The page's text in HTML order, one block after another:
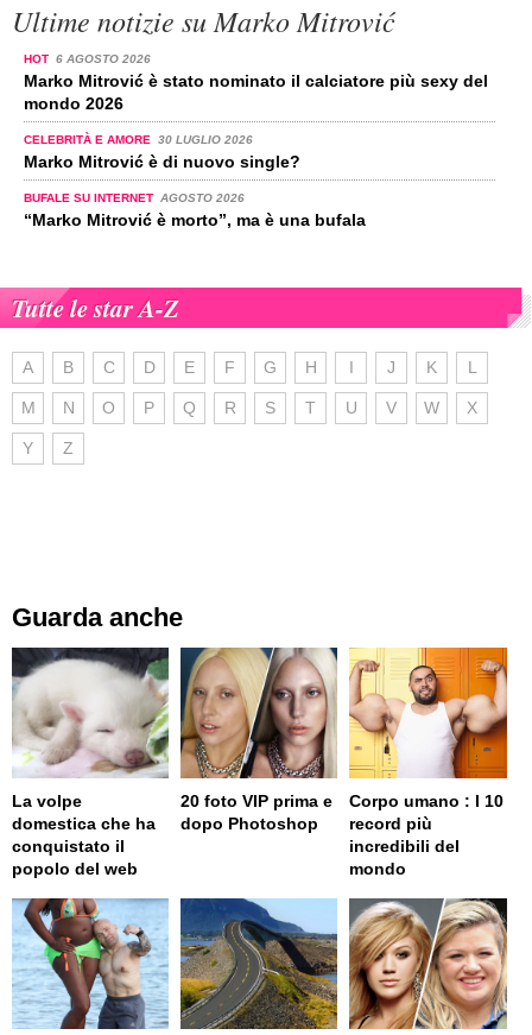
Ultime notizie su Marko Mitrović
HOT 6 AGOSTO 2026
Marko Mitrović è stato nominato il calciatore più sexy del
mondo 2026
CELEBRITÀ E AMORE 30 LUGLIO 2026
Marko Mitrović è di nuovo single?
BUFALE SU INTERNET AGOSTO 2026
“Marko Mitrović è morto”, ma è una bufala
Tutte le star A-Z
A B C D E F G H I J K L
M N O P Q R S T U V W X
Y Z
Guarda anche
La volpe
domestica che ha
conquistato il
popolo del web
20 foto VIP prima e
dopo Photoshop
Corpo umano : I 10
record più
incredibili del
mondo